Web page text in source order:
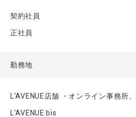
契約社員
正社員
勤務地
L'AVENUE店舗 ・オンライン事務所
L'AVENUE bis